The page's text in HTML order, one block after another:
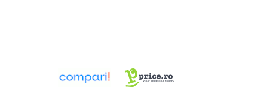
Pompe 3SR Pedrollo